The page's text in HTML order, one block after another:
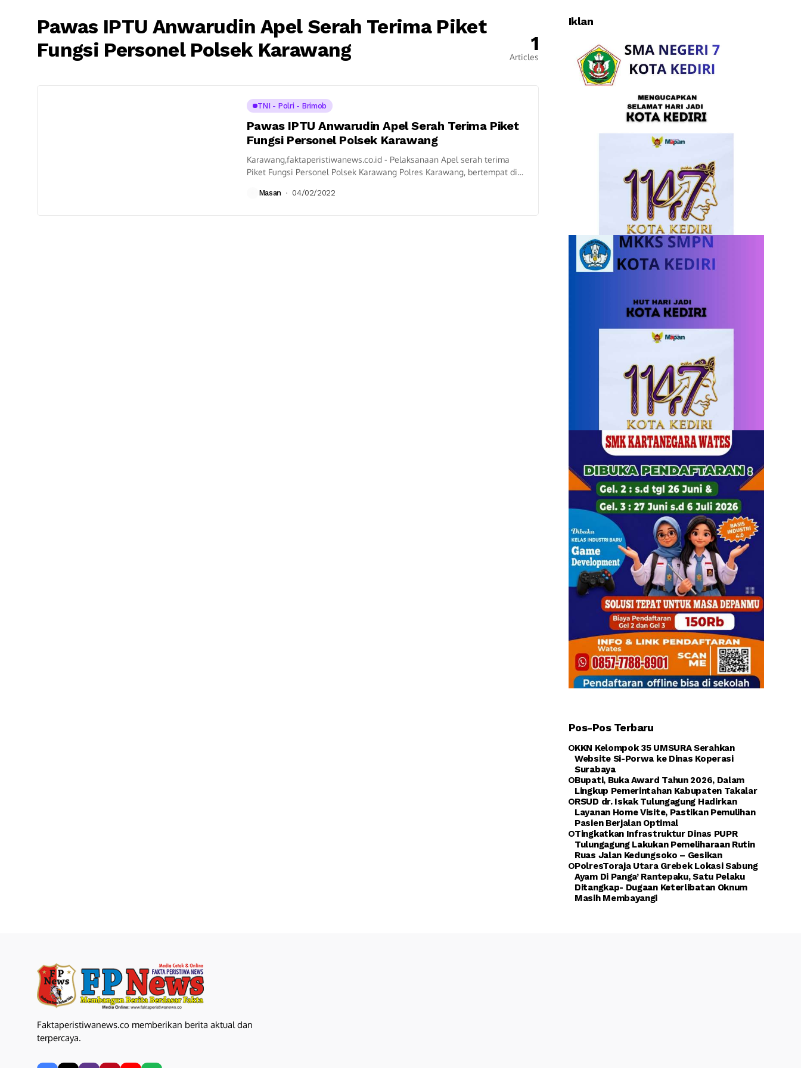
Pawas IPTU Anwarudin Apel Serah Terima Piket
Fungsi Personel Polsek Karawang
1
Articles
TNI - Polri - Brimob
Pawas IPTU Anwarudin Apel Serah Terima Piket
Fungsi Personel Polsek Karawang
Karawang,faktaperistiwanews.co.id - Pelaksanaan Apel serah terima
Piket Fungsi Personel Polsek Karawang Polres Karawang, bertempat di
Masan 04/02/2022
Iklan
Pos-Pos Terbaru
KKN Kelompok 35 UMSURA Serahkan
Website Si-Porwa ke Dinas Koperasi
Surabaya
Bupati, Buka Award Tahun 2026, Dalam
Lingkup Pemerintahan Kabupaten Takalar
RSUD dr. Iskak Tulungagung Hadirkan
Layanan Home Visite, Pastikan Pemulihan
Pasien Berjalan Optimal
Tingkatkan Infrastruktur Dinas PUPR
Tulungagung Lakukan Pemeliharaan Rutin
Ruas Jalan Kedungsoko – Gesikan
PolresToraja Utara Grebek Lokasi Sabung
Ayam Di Panga’ Rantepaku, Satu Pelaku
Ditangkap- Dugaan Keterlibatan Oknum
Masih Membayangi
Faktaperistiwanews.co memberikan berita aktual dan
terpercaya.